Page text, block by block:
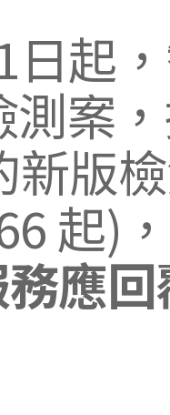
起
案
版
起)，
應